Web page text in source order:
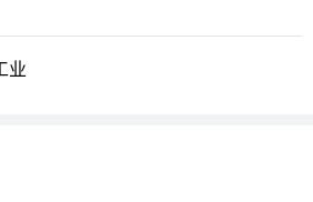
钢构顶结构，带隔热层散热装置。
修
械、仓库等行业。
业